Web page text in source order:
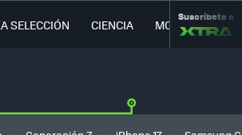
SELECCIÓN CIENCIA MOVILIDAD
Suscríbete a